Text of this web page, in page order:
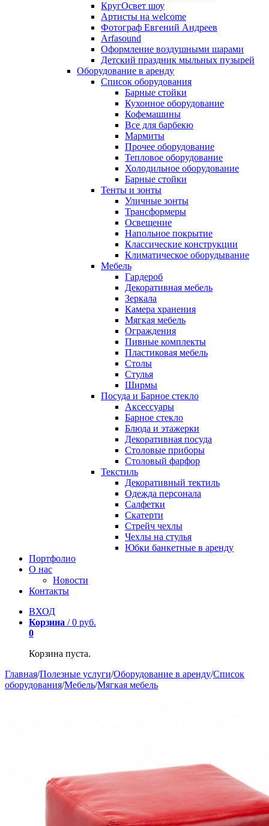
КругОсвет шоу
Артисты на welcome
Фотограф Евгений Андреев
Arfasound
Оформление воздушными шарами
Детский праздник мыльных пузырей
Оборудование в аренду
Список оборудования
Барные стойки
Кухонное оборудование
Кофемашины
Все для барбекю
Мармиты
Прочее оборудование
Тепловое оборудование
Холодильное оборудование
Барные стойки
Тенты и зонты
Уличные зонты
Трансформеры
Освещение
Напольное покрытие
Классические конструкции
Климатическое оборудывание
Мебель
Гардероб
Декоративная мебель
Зеркала
Камера хранения
Мягкая мебель
Ограждения
Пивные комплекты
Пластиковая мебель
Столы
Стулья
Ширмы
Посуда и Барное стекло
Аксессуары
Барное стекло
Блюда и этажерки
Декоративная посуда
Столовые приборы
Столовый фарфор
Текстиль
Декоративный тектиль
Одежда персонала
Салфетки
Скатерти
Стрейч чехлы
Чехлы на стулья
Юбки банкетные в аренду
Портфолио
О нас
Новости
Контакты
ВХОД
Корзина /0 руб.
0
Корзина пуста.
Главная/Полезные услуги/Оборудование в аренду/Список
оборудования/Мебель/Мягкая мебель